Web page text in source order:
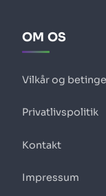
OM OS
Vilkår og
Privatlivspolitik
Kontakt
Impressum